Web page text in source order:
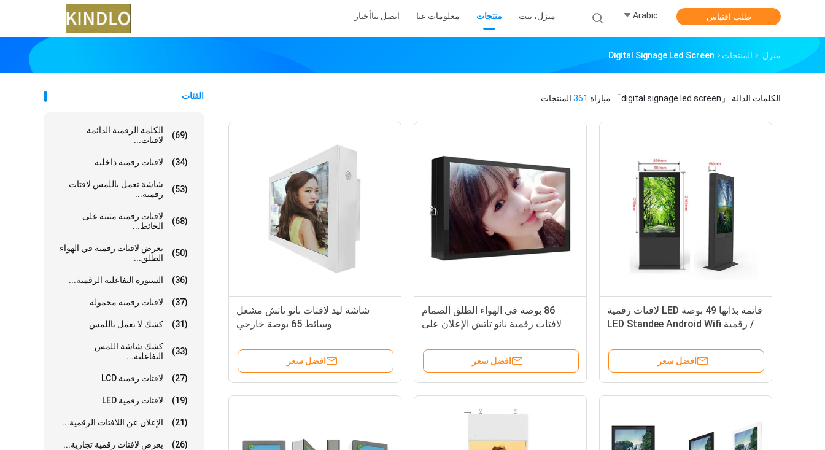
منزل، بيت منتجات معلومات عنا اتصل بناأخبار Arabic طلب اقتباس
منزل المنتجات Digital Signage Led Screen
الفئات
الكلمة الرقمية الدائمة
لافتات...
(69)
لافتات رقمية داخلية (34)
شاشة تعمل باللمس لافتات
رقمية...
(53)
لافتات رقمية مثبتة على
الحائط...
(68)
يعرض لافتات رقمية في الهواء
الطلق...
(50)
السبورة التفاعلية الرقمية... (36)
لافتات رقمية محمولة (37)
كشك لا يعمل باللمس (31)
كشك شاشة اللمس
التفاعلية...
(33)
لافتات رقمية LCD (27)
لافتات رقمية LED (19)
الإعلان عن اللافتات الرقمية... (21)
يعرض لافتات رقمية تجارية... (26)
الكلمات الدالة 「digital signage led screen」 مباراة 361 المنتجات.
شاشة ليد لافتات نانو تاتش مشغل
وسائط 65 بوصة خارجي
افضل سعر
86 بوصة في الهواء الطلق الصمام
لافتات رقمية نانو تاتش الإعلان على
افضل سعر
قائمة بذاتها 49 بوصة LED لافتات رقمية
/ رقمية LED Standee Android Wifi
افضل سعر